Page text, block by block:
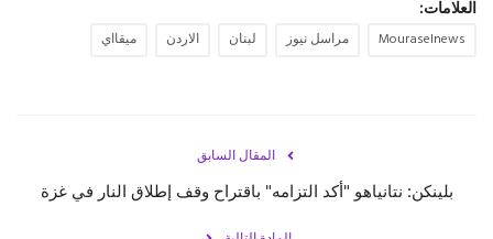
العلامات:
Mouraselnews مراسل نيوز لبنان الاردن ميقااي
المقال السابق
بلينكن: نتانياهو "أكد التزامه" باقتراح وقف إطلاق النار في غزة